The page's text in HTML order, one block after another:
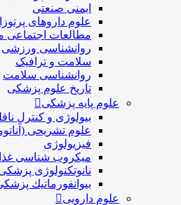
ایمنی صنعتی
علوم داروهای پرتوزا
مطالعات اجتماعی
روانشناسی ورزشی
سلامت و ترافیک
روانشناسی سلامت
تاریخ علوم پزشکی
علوم پایه پزشکی
بیولوژی و کنترل
علوم تشریحی
فیزیولوژی
ميكروب شناسی
نانوتکنولوژی
بيوانفورماتيك
علوم دارویی